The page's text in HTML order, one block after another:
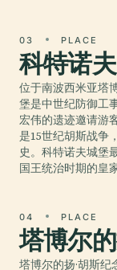
03 PLACE
科特诺夫
位于南波西米亚塔
堡是中世纪防御工
宏伟的遗迹邀请游
是15世纪胡斯战争
史。科特诺夫城堡
国王统治时期的皇
04 PLACE
塔博尔
塔博尔的扬·胡斯